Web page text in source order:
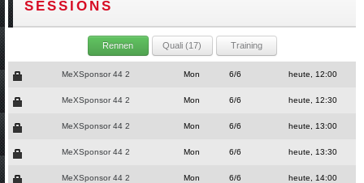
SESSIONS
Rennen Quali (17) Training
MeXSponsor 44 2 Mon 6/6 heute, 12:00
MeXSponsor 44 2 Mon 6/6 heute, 12:30
MeXSponsor 44 2 Mon 6/6 heute, 13:00
MeXSponsor 44 2 Mon 6/6 heute, 13:30
MeXSponsor 44 2 Mon 6/6 heute, 14:00